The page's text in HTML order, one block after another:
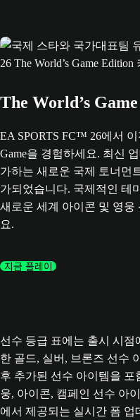
The World’s Game
EA SPORTS FC™ 26에서
Game을 경험하세요. 최신
가하는 새로운 국제 토너먼
가되었습니다. 국제적인 테
새로운 세계 아이콘 및 영웅
요.
지금 플레이
선수 등급 표에는 출시 시점
한 골드, 실버, 브론즈 선수
후 추가된 선수 아이템을 포
웅, 아이콘, 캠페인 선수 아
에서 제공되는 실시간 폼